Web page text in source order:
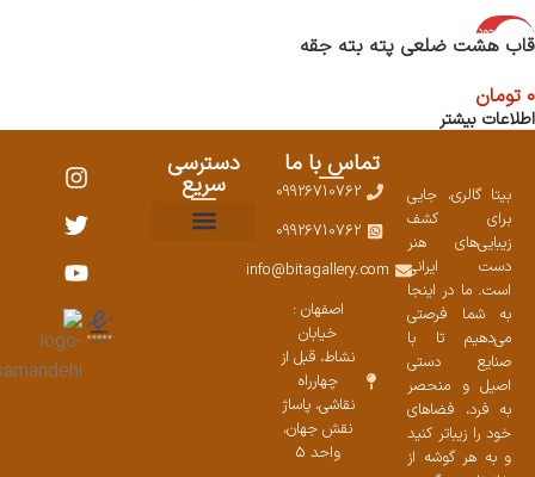
اتمام موجود
ی
قاب هشت ضلعی پته بته جقه
0 تومان
اطلاعات بیشتر
بیتا گالری، جایی
برای کشف
زیبایی‌های هنر
دست ایرانی
است. ما در اینجا
به شما فرصتی
می‌دهیم تا با
صنایع دستی
اصیل و منحصر
به فرد، فضاهای
خود را زیباتر کنید
و به هر گوشه از
تماس با ما
09926710762
09926710762
info@bitagallery.com
اصفهان :
خیابان
نشاط، قبل از
چهارراه
نقاشی، پاساژ
نقش جهان،
واحد 5
دسترسی
سریع